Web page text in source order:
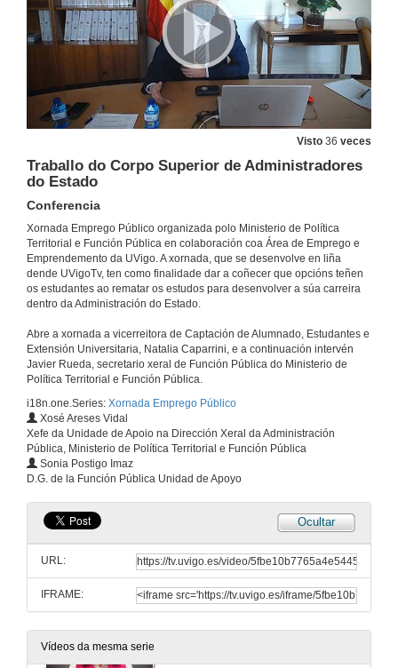
Visto 36 veces
Traballo do Corpo Superior de Administradores
do Estado
Conferencia
Xornada Emprego Público organizada polo Ministerio de Política
Territorial e Función Pública en colaboración coa Área de Emprego e
Emprendemento da UVigo. A xornada, que se desenvolve en liña
dende UVigoTv, ten como finalidade dar a coñecer que opcións teñen
os estudantes ao rematar os estudos para desenvolver a súa carreira
dentro da Administración do Estado.
Abre a xornada a vicerreitora de Captación de Alumnado, Estudantes e
Extensión Universitaria, Natalia Caparrini, e a continuación intervén
Javier Rueda, secretario xeral de Función Pública do Ministerio de
Política Territorial e Función Pública.
i18n.one.Series: Xornada Emprego Público
Xosé Areses Vidal
Xefe da Unidade de Apoio na Dirección Xeral da Administración
Pública, Ministerio de Política Territorial e Función Pública
Sonia Postigo Imaz
D.G. de la Función Pública Unidad de Apoyo
Ocultar
URL:
IFRAME:
Vídeos da mesma serie
Apertura da Xornada Emprego Público
Conferencia
11 de nov. de 2020